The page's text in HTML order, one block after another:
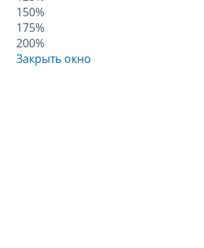
150%
175%
200%
Закрыть окно